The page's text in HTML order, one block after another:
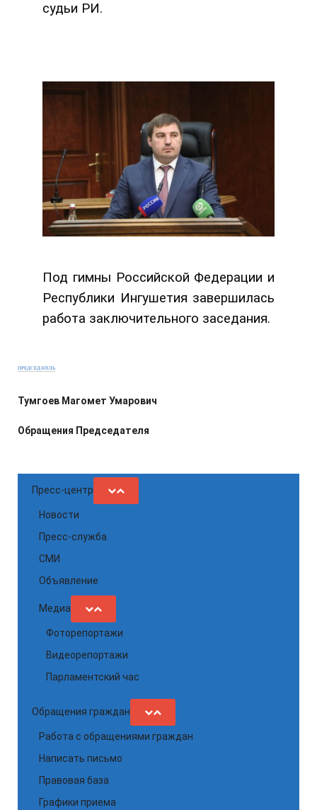
судьи РИ.
Под гимны Российской Федерации и
Республики Ингушетия завершилась
работа заключительного заседания.
ПРЕДСЕДАТЕЛЬ
Тумгоев Магомет Умарович
Обращения Председателя
Пресс-центр
Новости
Пресс-служба
СМИ
Объявление
Медиа
Фоторепортажи
Видеорепортажи
Парламентский час
Обращения граждан
Работа с обращениями граждан
Написать письмо
Правовая база
Графики приема